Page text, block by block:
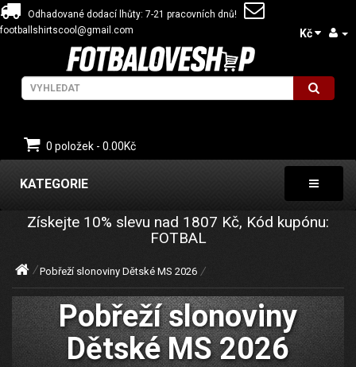
Odhadované dodací lhůty: 7-21 pracovních dnů!
footballshirtscool@gmail.com
Kč
0 položek - 0.00Kč
KATEGORIE
Získejte 10% slevu nad 1807 Kč, Kód kupónu:
FOTBAL
Pobřeží slonoviny Dětské MS 2026
Pobřeží slonoviny
Dětské MS 2026